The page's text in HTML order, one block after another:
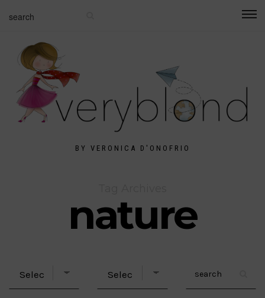
BY VERONICA D'ONOFRIO
nature